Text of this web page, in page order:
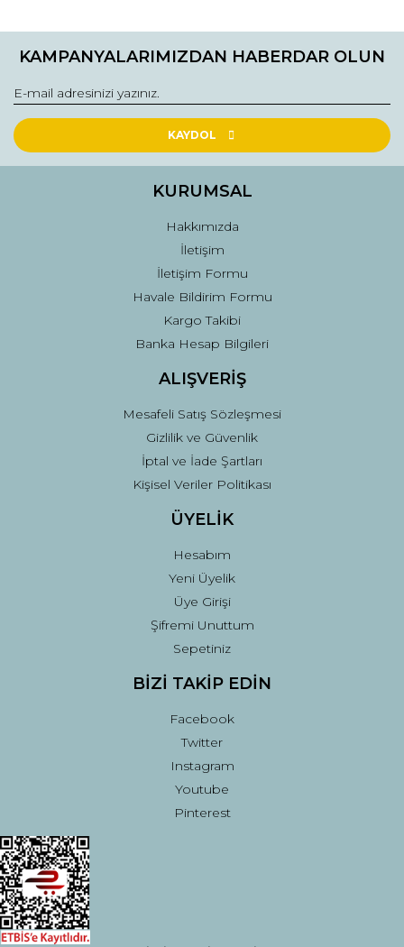
konularda yetersiz gördüğünüz noktaları öneri formunu
Görüş ve önerileriniz için teşekkür ederiz.
Ürün resmi kalitesiz, bozuk veya görüntülenemiyor.
Ürün açıklamasında eksik bilgiler bulunuyor.
Ürün fiyatı diğer sitelerden daha pahalı.
Gönder
KAMPANYALARIMIZDAN HABERDAR OLUN
KAYDOL
KURUMSAL
Hakkımızda
İletişim
İletişim Formu
Havale Bildirim Formu
Kargo Takibi
Banka Hesap Bilgileri
ALIŞVERİŞ
Mesafeli Satış Sözleşmesi
Gizlilik ve Güvenlik
İptal ve İade Şartları
Kişisel Veriler Politikası
ÜYELİK
Hesabım
Yeni Üyelik
Üye Girişi
Şifremi Unuttum
Sepetiniz
BİZİ TAKİP EDİN
Facebook
Twitter
Instagram
Youtube
Pinterest